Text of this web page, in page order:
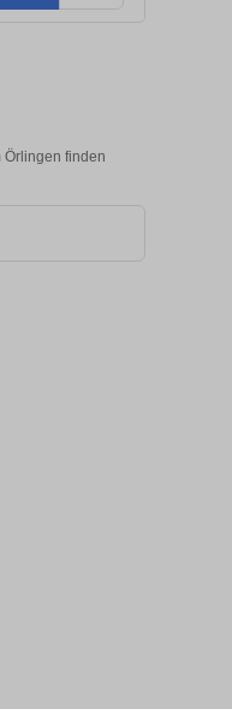
Örlingen finden